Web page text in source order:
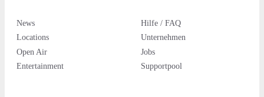
News
Locations
Open Air
Entertainment
Hilfe / FAQ
Unternehmen
Jobs
Supportpool